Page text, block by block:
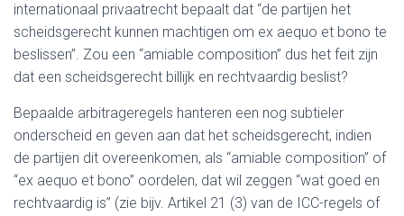
internationaal privaatrecht bepaalt dat “de partijen het
scheidsgerecht kunnen machtigen om ex aequo et bono te
beslissen”. Zou een “amiable composition” dus het feit zijn
dat een scheidsgerecht billijk en rechtvaardig beslist?
Bepaalde arbitrageregels hanteren een nog subtieler
onderscheid en geven aan dat het scheidsgerecht, indien
de partijen dit overeenkomen, als “amiable composition” of
“ex aequo et bono” oordelen, dat wil zeggen “wat goed en
rechtvaardig is” (zie bijv. Artikel 21 (3) van de ICC-regels of